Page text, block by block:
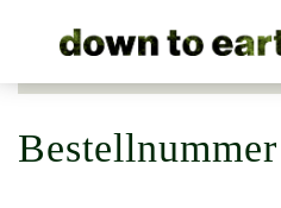
Zum Hauptinhalt springen